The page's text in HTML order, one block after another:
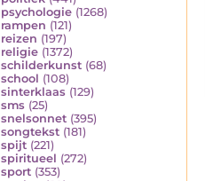
psychologie (1268)
rampen (121)
reizen (197)
religie (1372)
schilderkunst (68)
school (108)
sinterklaas (129)
sms (25)
snelsonnet (395)
songtekst (181)
spijt (221)
spiritueel (272)
sport (353)